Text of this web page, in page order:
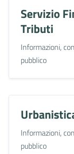
Servizio
Tributi
Informazioni,
pubblico
Informazioni,
pubblico